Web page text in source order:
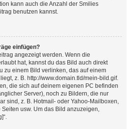
kann auch die Anzahl der Smilies
benutzen kannst.
einfügen?
angezeigt werden. Wenn die
hat, kannst du das Bild auch direkt
zu einem Bild verlinken, das auf einem
z. B. http://www.domain.tld/mein-bild.gif.
die sich auf deinem eigenen PC befinden
Server), noch zu Bildern, die nur
sind, z. B. Hotmail- oder Yahoo-Mailboxen,
usw. Um das Bild anzuzeigen,